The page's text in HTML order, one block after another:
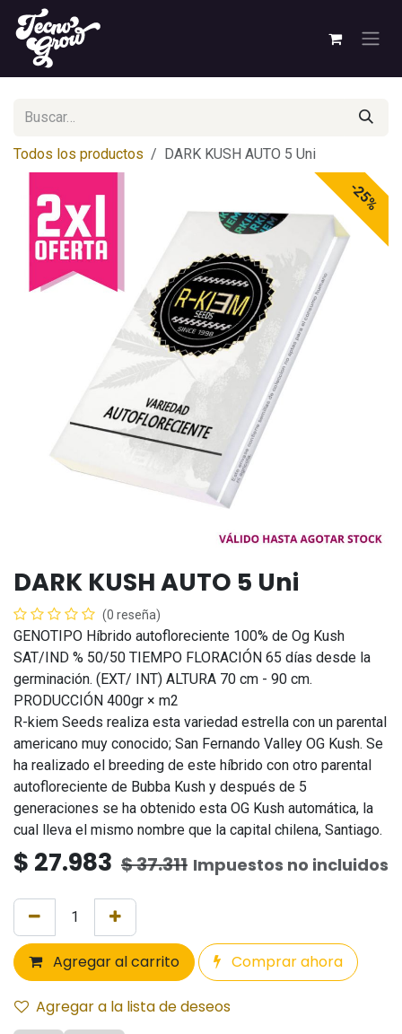
Ir al contenido
Todos los productos DARK KUSH AUTO 5 Uni
-25%
DARK KUSH AUTO 5 Uni
(0 reseña)
GENOTIPO Híbrido autofloreciente 100% de Og Kush
SAT/IND % 50/50 TIEMPO FLORACIÓN 65 días desde la
germinación. (EXT/ INT) ALTURA 70 cm - 90 cm.
PRODUCCIÓN 400gr × m2
R-kiem Seeds realiza esta variedad estrella con un parental
americano muy conocido; San Fernando Valley OG Kush. Se
ha realizado el breeding de este híbrido con otro parental
autofloreciente de Bubba Kush y después de 5
generaciones se ha obtenido esta OG Kush automática, la
cual lleva el mismo nombre que la capital chilena, Santiago.
$ 27.983 $37.311 Impuestos no incluidos
Agregar al carrito Comprar ahora
Agregar a la lista de deseos